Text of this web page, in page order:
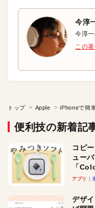
今淳
今淳
この
トップ Apple
便利技の新着記
コピ
ュー
「
アプリ
デザ